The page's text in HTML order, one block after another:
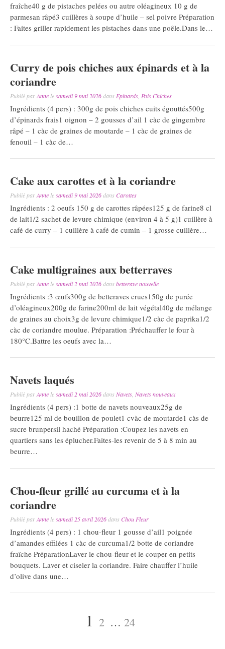
fraîche40 g de pistaches pelées ou autre oléagineux 10 g de
parmesan râpé3 cuillères à soupe d’huile – sel poivre Préparation
: Faites griller rapidement les pistaches dans une poêle.Dans le…
Curry de pois chiches aux épinards et à la
coriandre
Publié parAnnelesamedi 9 mai 2026dans Epinards Pois Chiches
Ingrédients (4 pers) : 300g de pois chiches cuits égouttés500g
d’épinards frais1 oignon – 2 gousses d’ail 1 càc de gingembre
râpé – 1 càc de graines de moutarde – 1 càc de graines de
fenouil – 1 càc de…
Cake aux carottes et à la coriandre
Publié parAnnelesamedi 9 mai 2026dans Carottes
Ingrédients : 2 oeufs 150 g de carottes râpées125 g de farine8 cl
de lait1/2 sachet de levure chimique (environ 4 à 5 g)1 cuillère à
café de curry – 1 cuillère à café de cumin – 1 grosse cuillère…
Cake multigraines aux betterraves
Publié parAnnelesamedi 2 mai 2026dans betterave nouvelle
Ingrédients :3 œufs300g de betteraves crues150g de purée
d’oléagineux200g de farine200ml de lait végétal40g de mélange
de graines au choix3g de levure chimique1/2 càc de paprika1/2
càc de coriandre moulue. Préparation :Préchauffer le four à
180°C.Battre les oeufs avec la…
Navets laqués
Publié parAnnelesamedi 2 mai 2026dans Navets Navets nouveaux
Ingrédients (4 pers) :1 botte de navets nouveaux25g de
beurre125 ml de bouillon de poulet1 cvàc de moutarde1 càs de
sucre brunpersil haché Préparation :Coupez les navets en
quartiers sans les éplucher.Faites-les revenir de 5 à 8 min au
beurre…
Chou-fleur grillé au curcuma et à la
coriandre
Publié parAnnelesamedi 25 avril 2026dans Chou Fleur
Ingrédients (4 pers) : 1 chou-fleur 1 gousse d’ail1 poignée
d’amandes effilées 1 càc de curcuma1/2 botte de coriandre
fraîche PréparationLaver le chou-fleur et le couper en petits
bouquets. Laver et ciseler la coriandre. Faire chauffer l’huile
d’olive dans une…
Pagination
Page
1 Page
2 … Page
24